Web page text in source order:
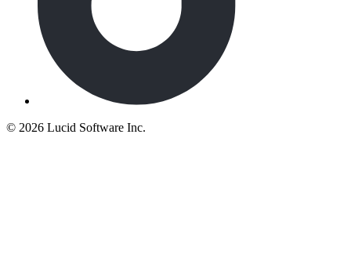
© 2026 Lucid Software Inc.